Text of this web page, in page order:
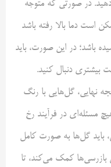
در صورتی که متوجه
دما بالا رفته باشد
باشد؛ در این صورت، باید
بیشتری دنبال کنید.
نهایی، گل‌هایی با رنگ
مسئله‌ای در فرآیند رخ
باید گل‌ها به صورت کامل
بازرسی‌ها کمک می‌کند، تا